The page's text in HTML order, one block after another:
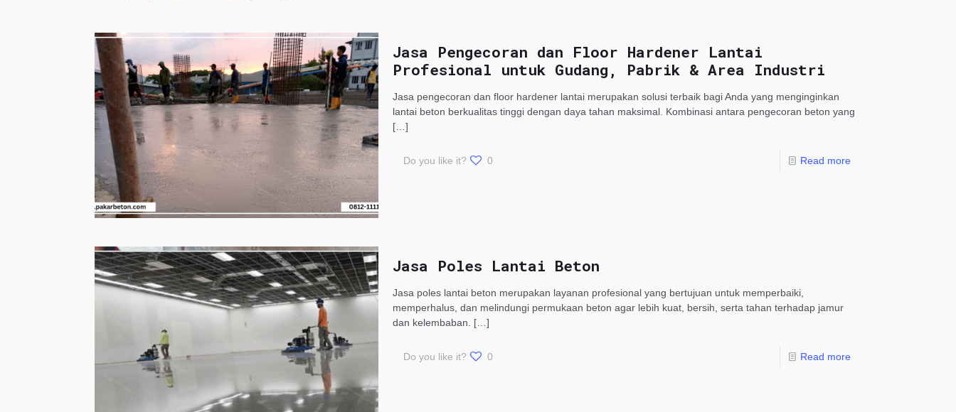
Jasa Pengecoran dan Floor Hardener Lantai
Profesional untuk Gudang, Pabrik & Area Industri
Jasa pengecoran dan floor hardener lantai merupakan solusi terbaik bagi Anda yang menginginkan
lantai beton berkualitas tinggi dengan daya tahan maksimal. Kombinasi antara pengecoran beton yang
[…]
Do you like it? 0 Read more
Jasa Poles Lantai Beton
Jasa poles lantai beton merupakan layanan profesional yang bertujuan untuk memperbaiki,
memperhalus, dan melindungi permukaan beton agar lebih kuat, bersih, serta tahan terhadap jamur
dan kelembaban. […]
Do you like it? 0 Read more